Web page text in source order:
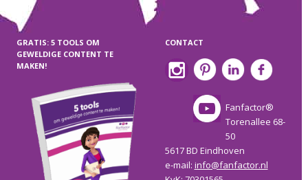
GRATIS: 5 TOOLS OM
GEWELDIGE CONTENT TE
MAKEN!
CONTACT
Fanfactor®
Torenallee 68-
50
5617 BD Eindhoven
e-mail: info@fanfactor.nl